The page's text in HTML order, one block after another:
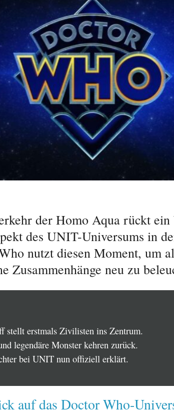
der Homo Aqua rückt ein
des UNIT-Universums in
nutzt diesen Moment, um
Zusammenhänge neu zu
stellt erstmals Zivilisten ins Zentrum.
legendäre Monster kehren zurück.
bei UNIT nun offiziell erklärt.
auf das Doctor Who-